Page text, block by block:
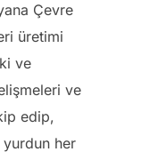
Çevre
üretimi
ve
ve
edip,
her